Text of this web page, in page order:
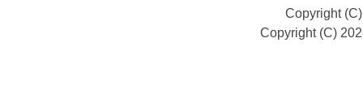
Copyright
Copyright (C)